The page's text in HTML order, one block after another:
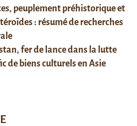
peuplement préhistorique et
: résumé de recherches
fer de lance dans la lutte
de biens culturels en Asie